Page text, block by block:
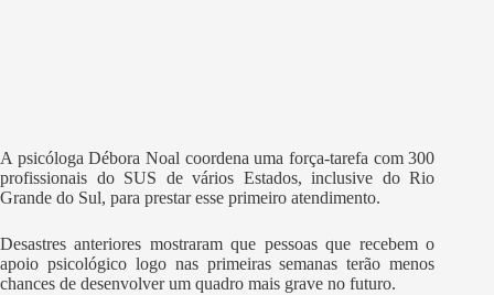
A psicóloga Débora Noal coordena uma força-tarefa com 300
profissionais do SUS de vários Estados, inclusive do Rio
Grande do Sul, para prestar esse primeiro atendimento.
Desastres anteriores mostraram que pessoas que recebem o
apoio psicológico logo nas primeiras semanas terão menos
chances de desenvolver um quadro mais grave no futuro.